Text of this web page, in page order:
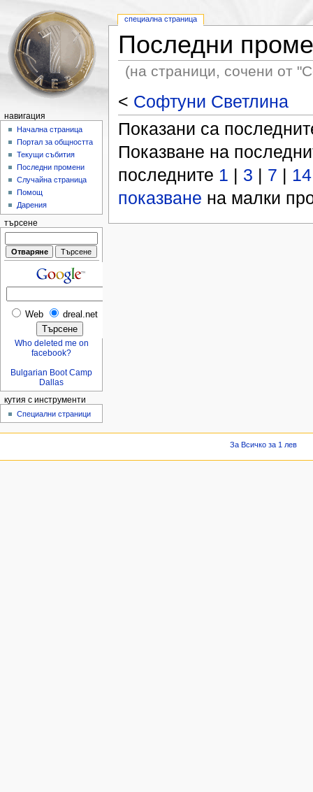
Последни
(на страници, сочени от
< Софтуни Светлина
Показани са
Показване на
последните 1 | 3 | 7 | 14
показване на малки
специална страница
навигация
Начална страница
Портал за общността
Текущи събития
Последни промени
Случайна страница
Помощ
Дарения
търсене
Web dreal.net
Who deleted me on
facebook?
Bulgarian Boot Camp
Dallas
кутия с инструменти
Специални страници
За Всичко за 1 лев